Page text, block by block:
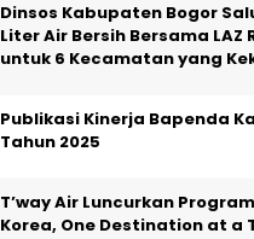
Dinsos Kabupaten Bogor
Liter Air Bersih Bersama LAZ
untuk 6 Kecamatan yang
Publikasi Kinerja Bapenda
Tahun 2025
T’way Air Luncurkan
Korea, One Destination at a